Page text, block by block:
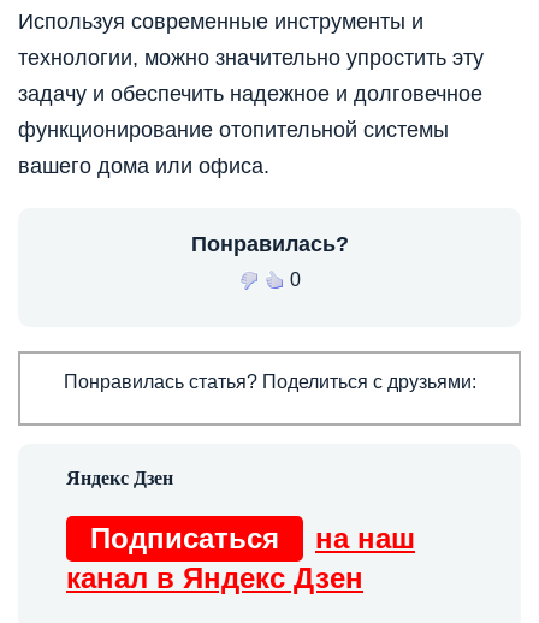
Используя современные инструменты и
технологии, можно значительно упростить эту
задачу и обеспечить надежное и долговечное
функционирование отопительной системы
вашего дома или офиса.
Понравилась?
0
Понравилась статья? Поделиться с друзьями:
Подписаться
на наш
канал в Яндекс Дзен